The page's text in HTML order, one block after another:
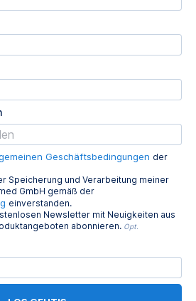
Geschäftsbedingungen der
Speicherung und Verarbeitung meiner
GmbH gemäß der
einverstanden.
Newsletter mit Neuigkeiten aus
abonnieren. Opt.